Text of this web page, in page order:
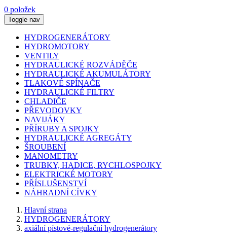
0 položek
Toggle nav
HYDROGENERÁTORY
HYDROMOTORY
VENTILY
HYDRAULICKÉ ROZVÁDĚČE
HYDRAULICKÉ AKUMULÁTORY
TLAKOVÉ SPÍNAČE
HYDRAULICKÉ FILTRY
CHLADIČE
PŘEVODOVKY
NAVIJÁKY
PŘÍRUBY A SPOJKY
HYDRAULICKÉ AGREGÁTY
ŠROUBENÍ
MANOMETRY
TRUBKY, HADICE, RYCHLOSPOJKY
ELEKTRICKÉ MOTORY
PŘÍSLUŠENSTVÍ
NÁHRADNÍ CÍVKY
Hlavní strana
HYDROGENERÁTORY
axiální pístové-regulační hydrogenerátory